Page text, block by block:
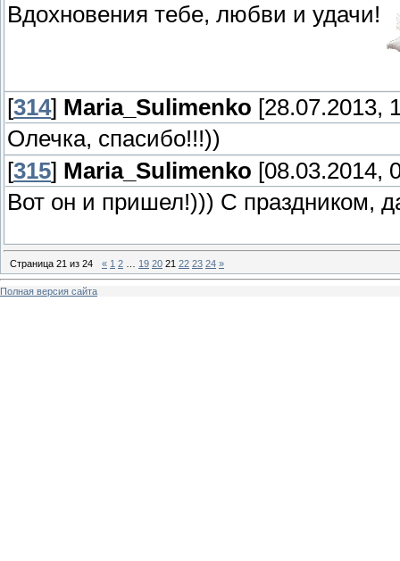
Вдохновения тебе, любви и удачи!
[314] Maria_Sulimenko [28.07.2013,
Олечка, спасибо!!!))
[315] Maria_Sulimenko [08.03.2014,
Вот он и пришел!))) С праздником,
Страница 21 из 24 « 1 2 19 20 21 22 23 24 »
Полная версия сайта